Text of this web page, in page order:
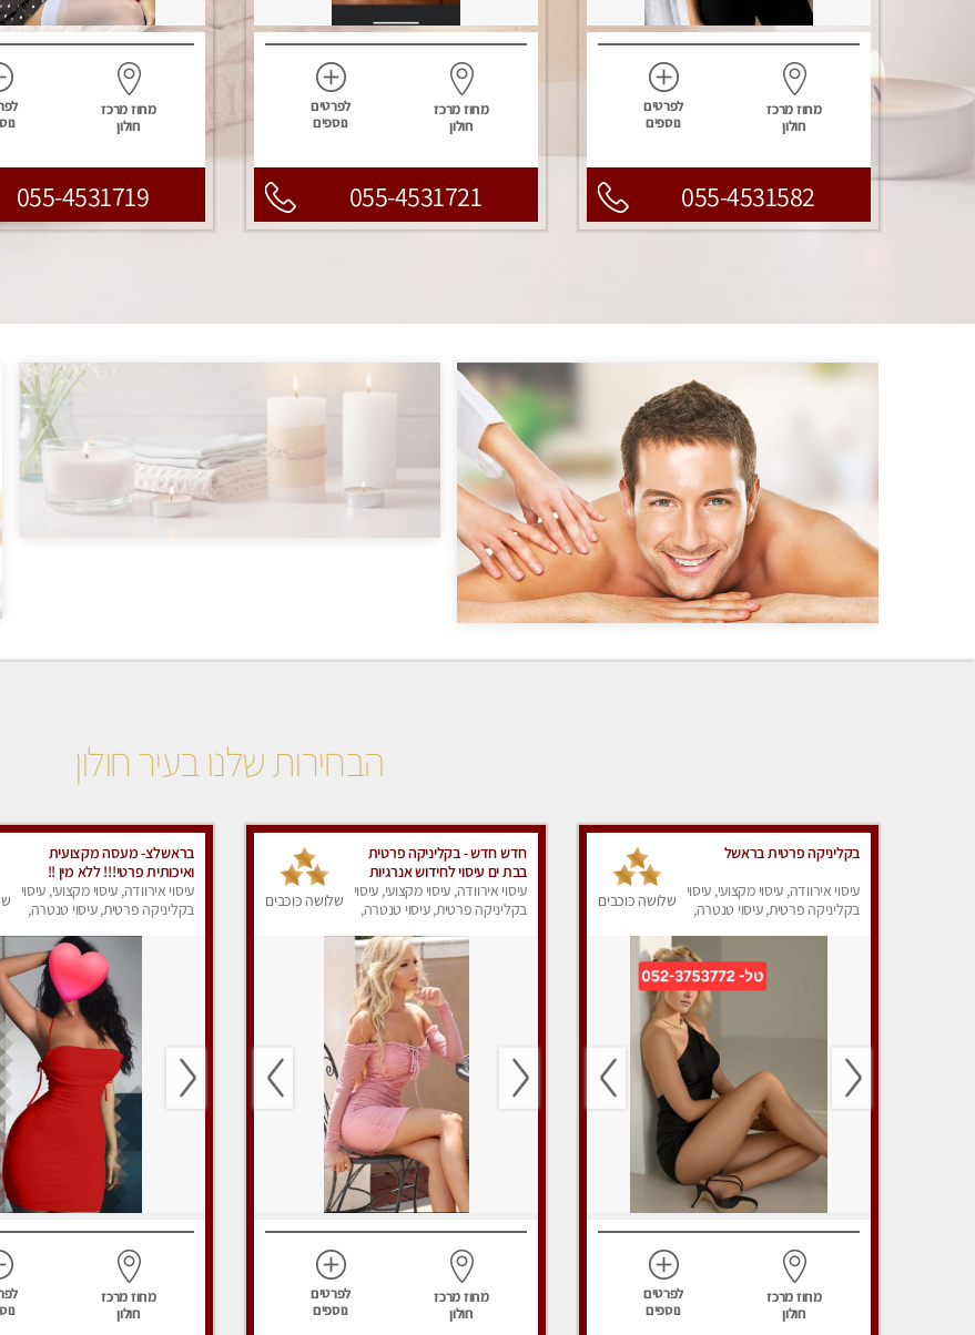
מחוז מרכז
חולון
לפרטים
נוספים
055-4531582
מחוז מרכז
חולון
לפרטים
נוספים
055-4531721
מחוז מרכז
חולון
055-4531719
הבחירות שלנו בעיר חולון
בקליניקה פרטית בראשל
עיסוי אירוודה, עיסוי מקצועי, עיסוי
בקליניקה פרטית, עיסוי טנטרה,
שלושה כוכבים
מחוז מרכז
חולון
לפרטים
נוספים
חדש חדש - בקליניקה פרטית
בבת ים עיסוי לחידוש אנרגיות
עיסוי מקצועי מומלץ מאוד ללא
מין !!
עיסוי אירוודה, עיסוי מקצועי, עיסוי
בקליניקה פרטית, עיסוי טנטרה,
שלושה כוכבים
מחוז מרכז
חולון
לפרטים
נוספים
בראשלצ- מעסה מקצועית
ואיכותית פרטי!!! ללא מין !!
עיסוי אירוודה, עיסוי מקצועי, עיסוי
בקליניקה פרטית, עיסוי טנטרה,
מחוז מרכז
חולון